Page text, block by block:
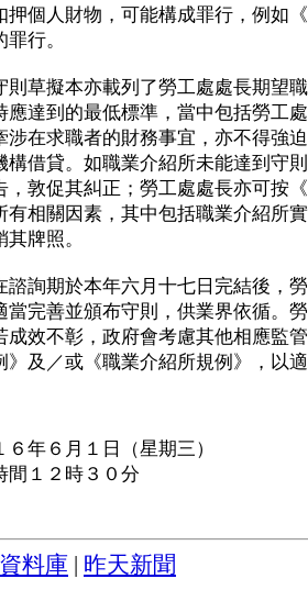
押個人財物，可能構成罪行，例如
行。
擬本亦載列了勞工處處長期望職
應達到的最低標準，當中包括勞工
涉在求職者的財務事宜，亦不得強
構借貸。如職業介紹所未能達到守
，敦促其糾正；勞工處處長亦可按
有相關因素，其中包括職業介紹所
牌照。
期於本年六月十七日完結後，勞
當完善並頒布守則，供業界依循。
成效不彰，政府會考慮其他相應監
》及／或《職業介紹所規例》，以
６年６月１日（星期三）
間１２時３０分
料庫 昨天新聞